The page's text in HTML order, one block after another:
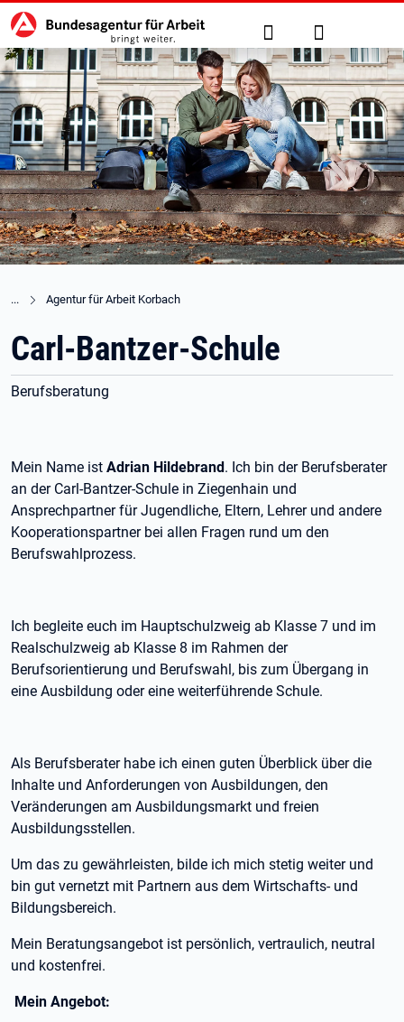
zu den Hauptinhalten springen
Hauptnavigation Suche Anmelden
Agentur für Arbeit Korbach
Carl-Bantzer-Schule
Berufsberatung
Mein Name ist Adrian Hildebrand. Ich bin der Berufsberater
an der Carl-Bantzer-Schule in Ziegenhain und
Ansprechpartner für Jugendliche, Eltern, Lehrer und andere
Kooperationspartner bei allen Fragen rund um den
Berufswahlprozess.
Ich begleite euch im Hauptschulzweig ab Klasse 7 und im
Realschulzweig ab Klasse 8 im Rahmen der
Berufsorientierung und Berufswahl, bis zum Übergang in
eine Ausbildung oder eine weiterführende Schule.
Als Berufsberater habe ich einen guten Überblick über die
Inhalte und Anforderungen von Ausbildungen, den
Veränderungen am Ausbildungsmarkt und freien
Ausbildungsstellen.
Um das zu gewährleisten, bilde ich mich stetig weiter und
bin gut vernetzt mit Partnern aus dem Wirtschafts- und
Bildungsbereich.
Mein Beratungsangebot ist persönlich, vertraulich, neutral
und kostenfrei.
Mein Angebot: